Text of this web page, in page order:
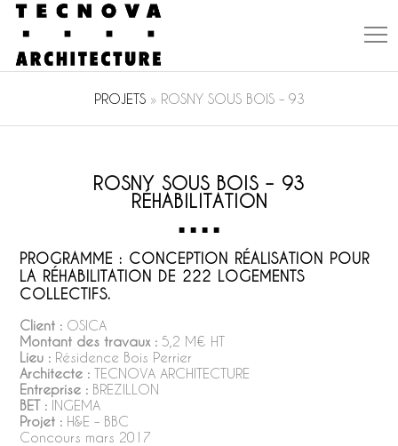
PROJETS» ROSNY SOUS BOIS – 93
ROSNY SOUS BOIS – 93
RÉHABILITATION
PROGRAMME : CONCEPTION RÉALISATION POUR
LA RÉHABILITATION DE 222 LOGEMENTS
COLLECTIFS.
Client : OSICA
Montant des travaux : 5,2 M€ HT
Lieu : Résidence Bois Perrier
Architecte : TECNOVA ARCHITECTURE
Entreprise : BREZILLON
BET : INGEMA
Projet : H&E – BBC
Concours mars 2017